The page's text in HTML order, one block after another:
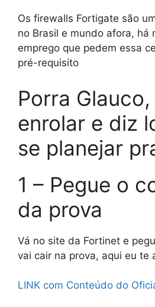
Os firewalls Fortigate são
no Brasil e mundo afora, há
emprego que pedem essa
pré-requisito
Porra
enrolar e diz
se planejar
1 – Pegue o
da prova
Vá no site da Fortinet e
vai cair na prova, aqui eu te
LINK com Conteúdo do